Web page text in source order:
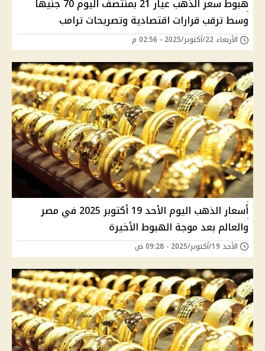
هبوط سعر الذهب عيار 21 بمنتصف اليوم 70 جنيهاً
وسط ترقب قرارات اقتصادية وتصريحات ترامب
الأربعاء 22/أكتوبر/2025 - 02:56 م
أسعار الذهب اليوم الأحد 19 أكتوبر 2025 في مصر
والعالم بعد موجة الهبوط الأخيرة
الأحد 19/أكتوبر/2025 - 09:28 ص